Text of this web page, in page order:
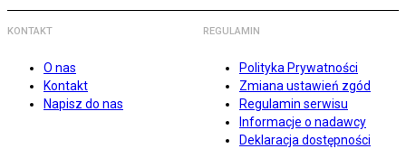
KONTAKT
O nas
Kontakt
Napisz do nas
REGULAMIN
Polityka Prywatności
Zmiana ustawień zgód
Regulamin serwisu
Informacje o nadawcy
Deklaracja dostępności